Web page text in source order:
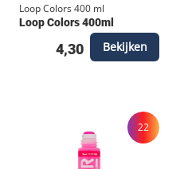
Loop Colors 400 ml
Loop Colors 400ml
4,30 Bekijken
22